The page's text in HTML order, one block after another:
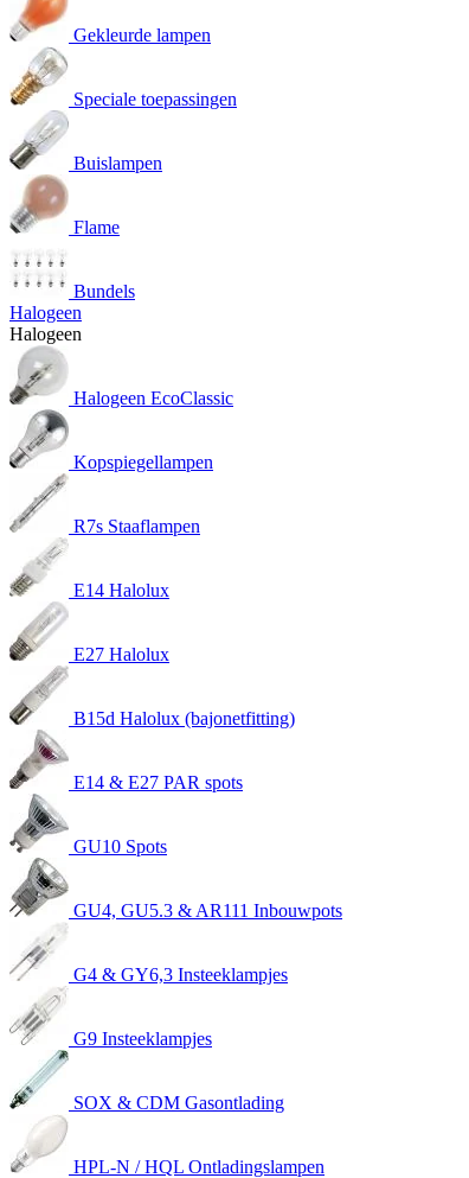
Gekleurde lampen
Speciale toepassingen
Buislampen
Flame
Bundels
Halogeen
Halogeen
Halogeen EcoClassic
Kopspiegellampen
R7s Staaflampen
E14 Halolux
E27 Halolux
B15d Halolux (bajonetfitting)
E14 & E27 PAR spots
GU10 Spots
GU4, GU5.3 & AR111 Inbouwpots
G4 & GY6,3 Insteeklampjes
G9 Insteeklampjes
SOX & CDM Gasontlading
HPL-N / HQL Ontladingslampen